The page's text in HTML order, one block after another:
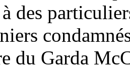
des
du Garda